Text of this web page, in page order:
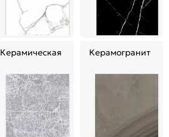
Керамическая Керамогранит